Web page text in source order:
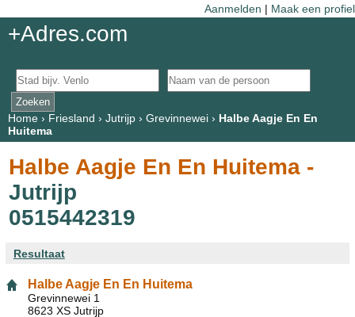
Aanmelden | Maak een profiel
+Adres.com
Home› Friesland › Jutrijp› Grevinnewei› Halbe Aagje En En
Huitema
Halbe Aagje En En Huitema -
Jutrijp
0515442319
Resultaat
Halbe Aagje En En Huitema
Grevinnewei 1
8623 XS Jutrijp